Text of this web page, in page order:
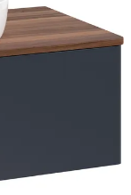
Før 699